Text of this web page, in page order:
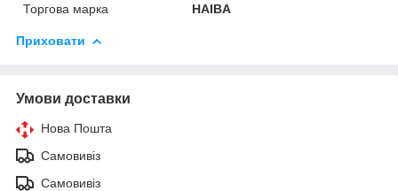
Торгова марка
HAIBA
Приховати
Умови доставки
Нова Пошта
Самовивіз
Самовивіз